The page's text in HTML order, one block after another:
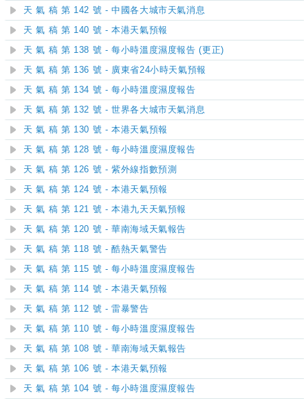
天 氣 稿 第 142 號 - 中國各大城市天氣消息
天 氣 稿 第 140 號 - 本港天氣預報
天 氣 稿 第 138 號 - 每小時溫度濕度報告 (更正)
天 氣 稿 第 136 號 - 廣東省24小時天氣預報
天 氣 稿 第 134 號 - 每小時溫度濕度報告
天 氣 稿 第 132 號 - 世界各大城市天氣消息
天 氣 稿 第 130 號 - 本港天氣預報
天 氣 稿 第 128 號 - 每小時溫度濕度報告
天 氣 稿 第 126 號 - 紫外線指數預測
天 氣 稿 第 124 號 - 本港天氣預報
天 氣 稿 第 121 號 - 本港九天天氣預報
天 氣 稿 第 120 號 - 華南海域天氣報告
天 氣 稿 第 118 號 - 酷熱天氣警告
天 氣 稿 第 115 號 - 每小時溫度濕度報告
天 氣 稿 第 114 號 - 本港天氣預報
天 氣 稿 第 112 號 - 雷暴警告
天 氣 稿 第 110 號 - 每小時溫度濕度報告
天 氣 稿 第 108 號 - 華南海域天氣報告
天 氣 稿 第 106 號 - 本港天氣預報
天 氣 稿 第 104 號 - 每小時溫度濕度報告